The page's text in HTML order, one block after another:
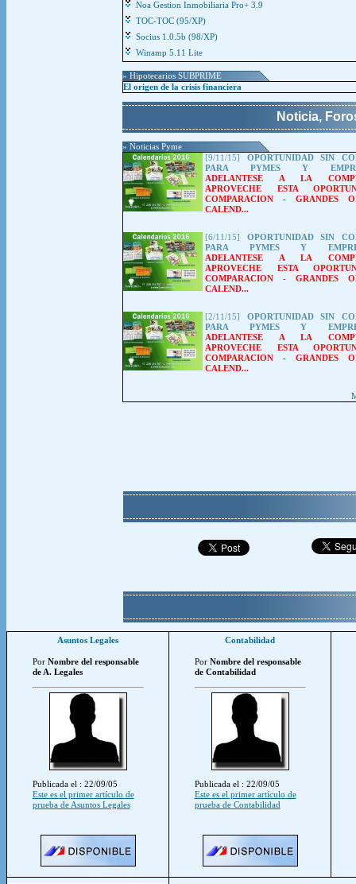
Noa Gestion Inmobiliaria Pro+ 3.9
TOC-TOC (95/XP)
Socius 1.0.5b (98/XP)
Winamp 5.11 Lite
» Hipotecarios SUBPRIME
El origen de la crisis financiera
Noticia,
» Noticias Pyme
[9/11/15]
OPORTUNIDAD SIN
PARA PYMES Y
ADELANTESE A LA
APROVECHE ESTA
COMPARACION - GRANDES
CALEND...
[6/11/15]
OPORTUNIDAD SIN
PARA PYMES Y
ADELANTESE A LA
APROVECHE ESTA
COMPARACION - GRANDES
CALEND...
[2/11/15]
OPORTUNIDAD SIN
PARA PYMES Y
ADELANTESE A LA
APROVECHE ESTA
COMPARACION - GRANDES
CALEND...
Asuntos Legales
Por Nombre del responsable
de A. Legales
Publicada el : 22/09/05
Este es el primer artículo de
prueba de Asuntos Legales
Contabilidad
Por Nombre del responsable
de Contabilidad
Publicada el : 22/09/05
Este es el primer artículo de
prueba de Contabilidad